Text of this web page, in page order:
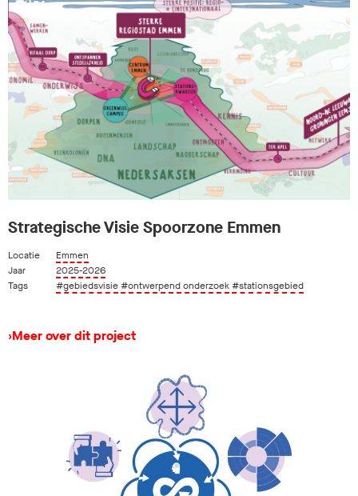
Strategische Visie Spoorzone Emmen
Locatie
Emmen
Jaar
2025-2026
Tags
#gebiedsvisie#ontwerpend onderzoek#stationsgebied
›Meer over dit project